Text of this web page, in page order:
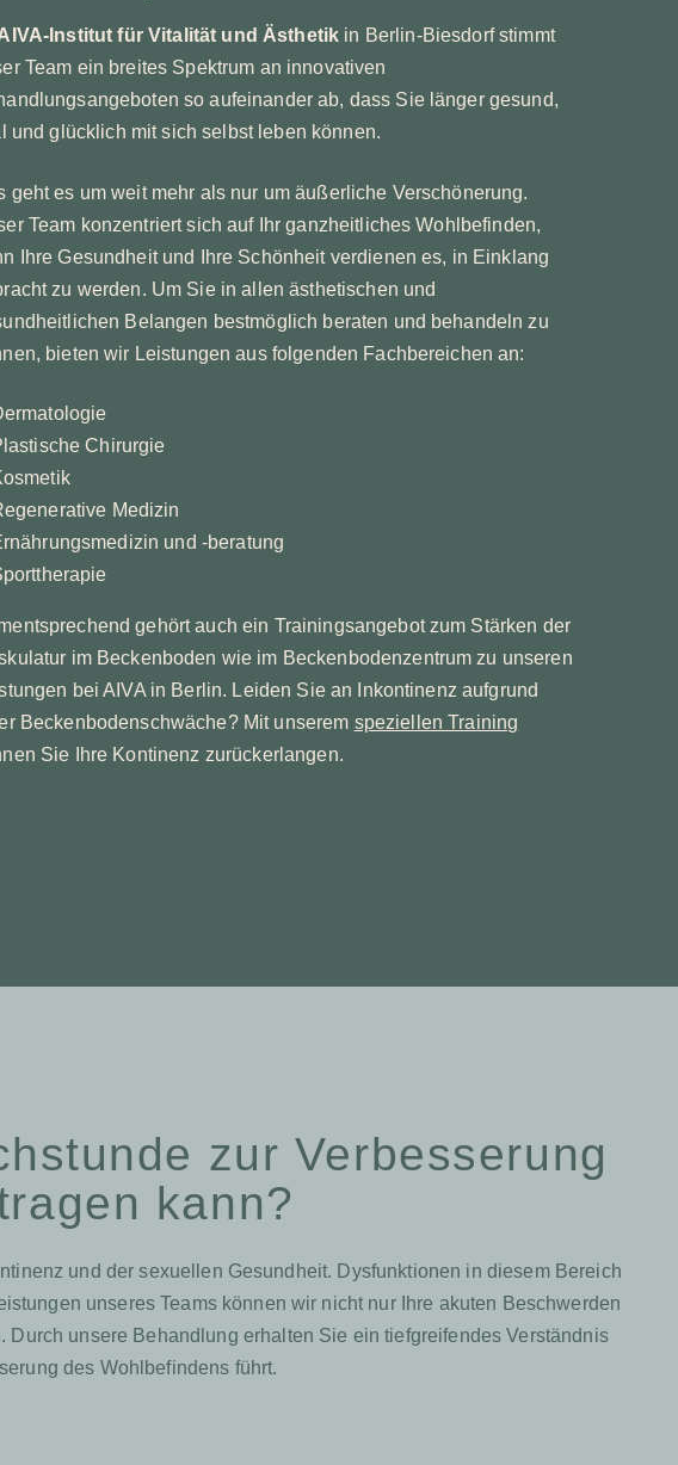
Institut für Vitalität und Ästhetik in Berlin-Biesdorf stimmt
Team ein breites Spektrum an innovativen
so aufeinander ab, dass Sie länger gesund,
und glücklich mit sich selbst leben können.
geht es um weit mehr als nur um äußerliche Verschönerung.
Team konzentriert sich auf Ihr ganzheitliches Wohlbefinden,
Ihre Gesundheit und Ihre Schönheit verdienen es, in Einklang
zu werden. Um Sie in allen ästhetischen und
Belangen bestmöglich beraten und behandeln zu
bieten wir Leistungen aus folgenden Fachbereichen an:
Chirurgie
Medizin
und -beratung
gehört auch ein Trainingsangebot zum Stärken der
im Beckenboden wie im Beckenbodenzentrum zu unseren
bei AIVA in Berlin. Leiden Sie an Inkontinenz aufgrund
Beckenbodenschwäche? Mit unserem speziellen Training
Sie Ihre Kontinenz zurückerlangen.
zur Verbesserung
kann?
und der sexuellen Gesundheit. Dysfunktionen in diesem Bereich
unseres Teams können wir nicht nur Ihre akuten Beschwerden
unsere Behandlung erhalten Sie ein tiefgreifendes Verständnis
des Wohlbefindens führt.